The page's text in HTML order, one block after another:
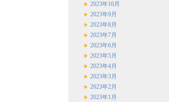
2023年10月
2023年9月
2023年8月
2023年7月
2023年6月
2023年5月
2023年4月
2023年3月
2023年2月
2023年1月